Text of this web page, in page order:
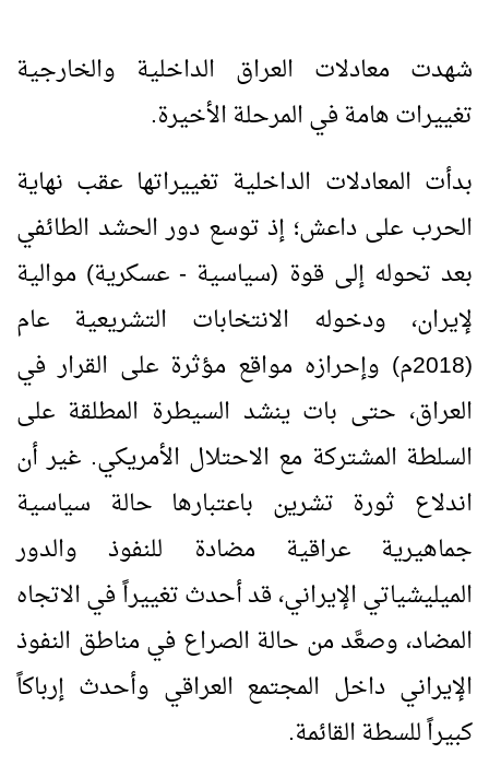
شهدت معادلات العراق الداخلية والخارجية
تغييرات هامة في المرحلة الأخيرة.
بدأت المعادلات الداخلية تغييراتها عقب نهاية
الحرب على داعش؛ إذ توسع دور الحشد الطائفي
بعد تحوله إلى قوة (سياسية - عسكرية) موالية
لإيران، ودخوله الانتخابات التشريعية عام
(2018م) وإحرازه مواقع مؤثرة على القرار في
العراق، حتى بات ينشد السيطرة المطلقة على
السلطة المشتركة مع الاحتلال الأمريكي. غير أن
اندلاع ثورة تشرين باعتبارها حالة سياسية
جماهيرية عراقية مضادة للنفوذ والدور
الميليشياتي الإيراني، قد أحدث تغييراً في الاتجاه
المضاد، وصعَّد من حالة الصراع في مناطق النفوذ
الإيراني داخل المجتمع العراقي وأحدث إرباكاً
كبيراً للسطة القائمة.